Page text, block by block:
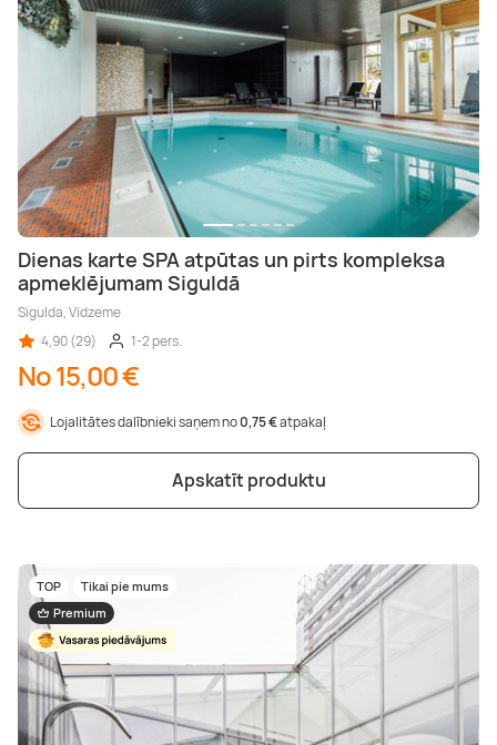
Dienas karte SPA atpūtas un pirts kompleksa
apmeklējumam Siguldā
Sigulda, Vidzeme
4,90 (29)
1-2 pers.
No 15,00 €
Lojalitātes dalībnieki saņem no0,75 €atpakaļ
Apskatīt produktu
TOP
Tikai pie mums
Premium